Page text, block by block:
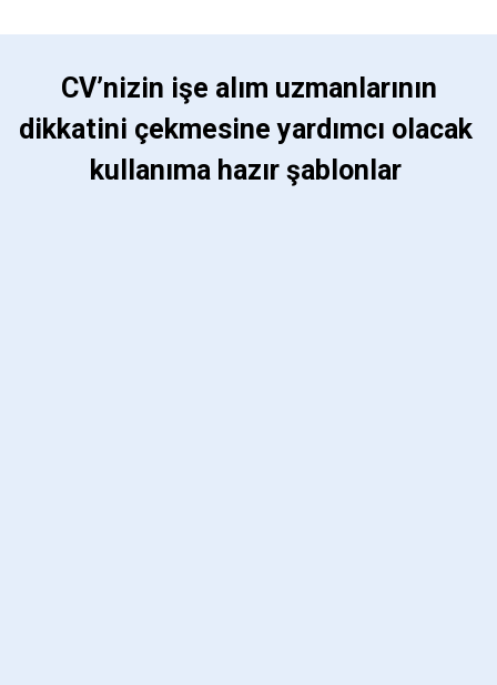
dikkatini çekmesine yardımcı olacak
kullanıma hazır şablonlar